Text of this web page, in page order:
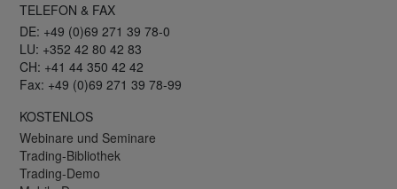
TELEFON & FAX
DE: +49 (0)69 271 39 78-0
LU: +352 42 80 42 83
CH: +41 44 350 42 42
Fax: +49 (0)69 271 39 78-99
KOSTENLOS
Webinare und Seminare
Trading-Bibliothek
Trading-Demo